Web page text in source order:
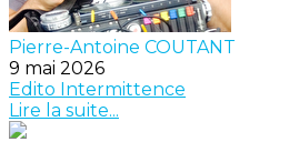
Pierre-Antoine COUTANT
9 mai 2026
Edito Intermittence
Lire la suite...